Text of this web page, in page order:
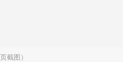
截图）